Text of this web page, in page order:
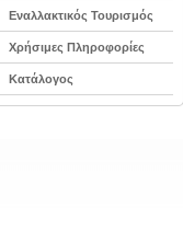
Εναλλακτικός Τουρισμός
Χρήσιμες Πληροφορίες
Κατάλογος